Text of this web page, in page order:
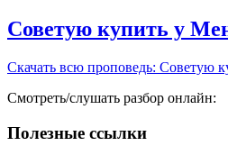
Советую купить у
Скачать вcю проповедь: Советую
Смотреть/слушать разбор онлайн:
Полезные ссылки